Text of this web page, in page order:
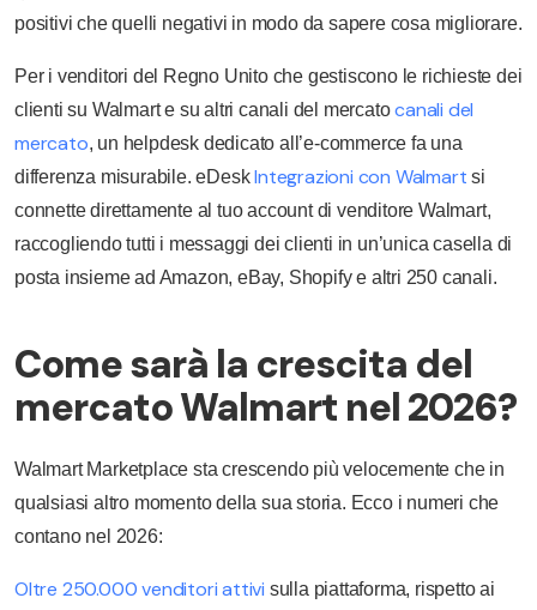
positivi che quelli negativi in modo da sapere cosa migliorare.
Per i venditori del Regno Unito che gestiscono le richieste dei
clienti su Walmart e su altri canali del mercato canali del
mercato, un helpdesk dedicato all’e-commerce fa una
differenza misurabile. eDesk Integrazioni con Walmart si
connette direttamente al tuo account di venditore Walmart,
raccogliendo tutti i messaggi dei clienti in un’unica casella di
posta insieme ad Amazon, eBay, Shopify e altri 250 canali.
Come sarà la crescita del
mercato Walmart nel 2026?
Walmart Marketplace sta crescendo più velocemente che in
qualsiasi altro momento della sua storia. Ecco i numeri che
contano nel 2026:
Oltre 250.000 venditori attivi sulla piattaforma, rispetto ai